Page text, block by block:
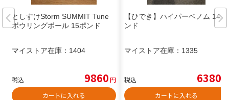
としすけStorm SUMMIT Tune
ボウリングボール 15ポンド
マイストア在庫： 1404
税込 9860円
カートに入れる
【ひでき】ハイパーベノム 14ポ
ンド
マイストア在庫： 1335
税込 6380
カートに入れる